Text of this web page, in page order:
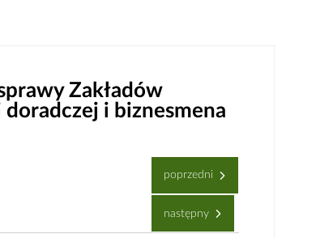
Zakładów
i biznesmena
poprzedni
następny